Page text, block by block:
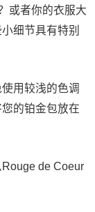
或者你的衣服大
细节具有特别
用较浅的色调
的铂金包放在
de Coeur